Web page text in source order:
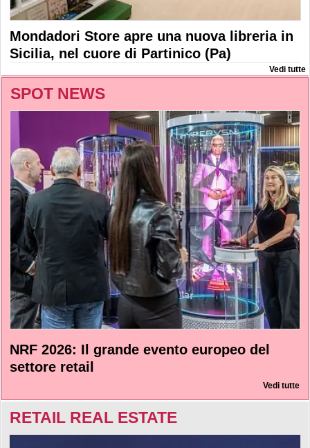
Mondadori Store apre una nuova libreria in
Sicilia, nel cuore di Partinico (Pa)
Vedi tutte
SPOT NEWS
NRF 2026: Il grande evento europeo del
settore retail
Vedi tutte
RETAIL REAL ESTATE